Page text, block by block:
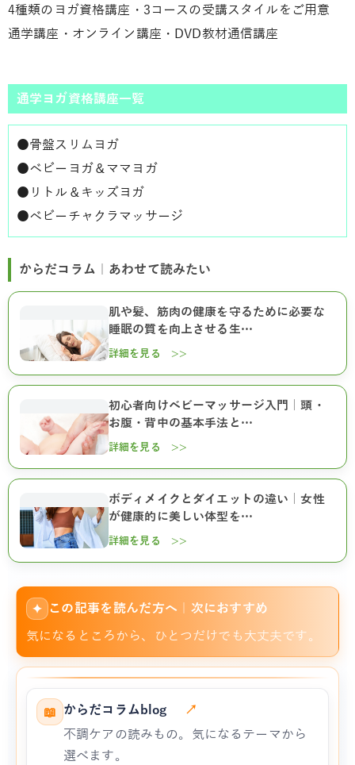
4種類のヨガ資格講座・3コースの受講スタイルをご用意
通学講座・オンライン講座・DVD教材通信講座
通学ヨガ資格講座一覧
●骨盤スリムヨガ
●ベビーヨガ＆ママヨガ
● リトル＆キッズヨガ
●ベビーチャクラマッサージ
からだコラム｜あわせて読みたい
肌や髪、筋肉の健康を守るために必要な
睡眠の質を向上させる生…
詳細を見る >>
初心者向けベビーマッサージ入門｜頭・
お腹・背中の基本手法と…
詳細を見る >>
ボディメイクとダイエットの違い｜女性
が健康的に美しい体型を…
詳細を見る >>
✦ この記事を読んだ方へ｜次におすすめ
気になるところから、ひとつだけでも大丈夫です。
📖 からだコラムblog
↗
不調ケアの読みもの。気になるテーマから
選べます。